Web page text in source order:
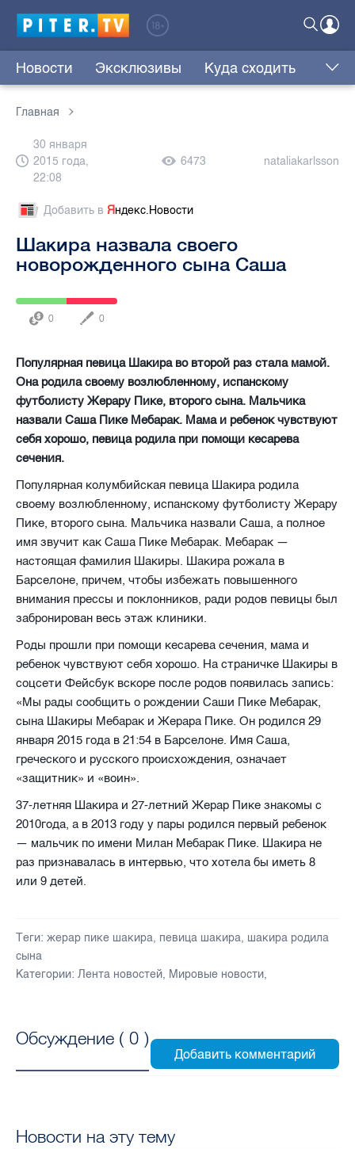
Новости Эксклюзивы Куда сходить
Главная
30 января
2015 года,
22:08
6473 nataliakarlsson
Добавить в Яндекс.Новости
Шакира назвала своего
новорожденного сына Саша
0 0
Популярная певица Шакира во второй раз стала мамой.
Она родила своему возлюбленному, испанскому
футболисту Жерару Пике, второго сына. Мальчика
назвали Саша Пике Мебарак. Мама и ребенок чувствуют
себя хорошо, певица родила при помощи кесарева
сечения.
Популярная колумбийская певица Шакира родила
своему возлюбленному, испанскому футболисту Жерару
Пике, второго сына. Мальчика назвали Саша, а полное
имя звучит как Саша Пике Мебарак. Мебарак —
настоящая фамилия Шакиры. Шакира рожала в
Барселоне, причем, чтобы избежать повышенного
внимания прессы и поклонников, ради родов певицы был
забронирован весь этаж клиники.
Роды прошли при помощи кесарева сечения, мама и
ребенок чувствуют себя хорошо. На страничке Шакиры в
соцсети Фейсбук вскоре после родов появилась запись:
«Мы рады сообщить о рождении Саши Пике Мебарак,
сына Шакиры Мебарак и Жерара Пике. Он родился 29
января 2015 года в 21:54 в Барселоне. Имя Саша,
греческого и русского происхождения, означает
«защитник» и «воин».
37-летняя Шакира и 27-летний Жерар Пике знакомы с
2010года, а в 2013 году у пары родился первый ребенок
— мальчик по имени Милан Мебарак Пике. Шакира не
раз признавалась в интервью, что хотела бы иметь 8
или 9 детей.
Теги: жерар пике шакира, певица шакира, шакира родила
сына
Категории: Лента новостей, Мировые новости,
Обсуждение ( 0 )
Новости на эту тему